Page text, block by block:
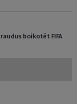
boikotēt FIFA